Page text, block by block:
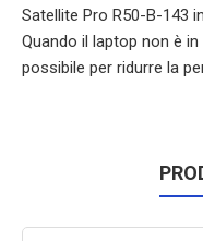
Satellite Pro R50-B-143
Quando il laptop non è
possibile per ridurre la